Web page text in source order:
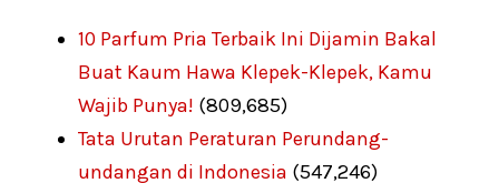
10 Parfum Pria Terbaik Ini Dijamin Bakal
Buat Kaum Hawa Klepek-Klepek, Kamu
Wajib Punya! (809,685)
Tata Urutan Peraturan Perundang-
undangan di Indonesia (547,246)